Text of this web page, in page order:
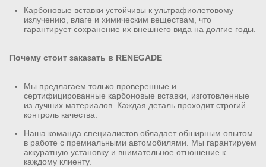
Карбоновые вставки устойчивы к ультрафиолетовому
излучению, влаге и химическим веществам, что
гарантирует сохранение их внешнего вида на долгие годы.
Почему стоит заказать в RENEGADE
Мы предлагаем только проверенные и
сертифицированные карбоновые вставки, изготовленные
из лучших материалов. Каждая деталь проходит строгий
контроль качества.
Наша команда специалистов обладает обширным опытом
в работе с премиальными автомобилями. Мы гарантируем
аккуратную установку и внимательное отношение к
каждому клиенту.